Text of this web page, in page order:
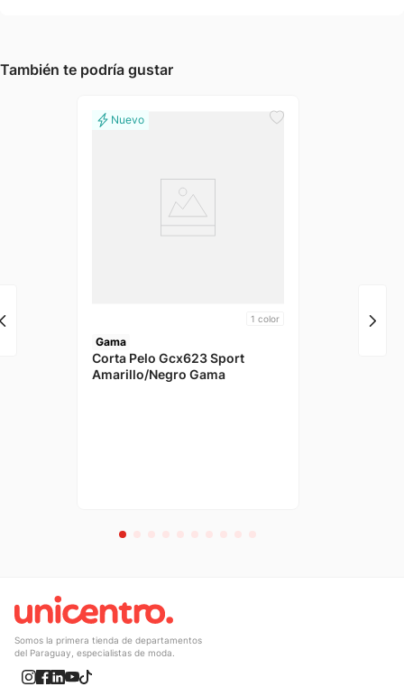
También te podría gustar
1 color
Gama
Corta Pelo Gcx623 Sport
Amarillo/Negro Gama
Somos la primera tienda de departamentos
del Paraguay, especialistas de moda.